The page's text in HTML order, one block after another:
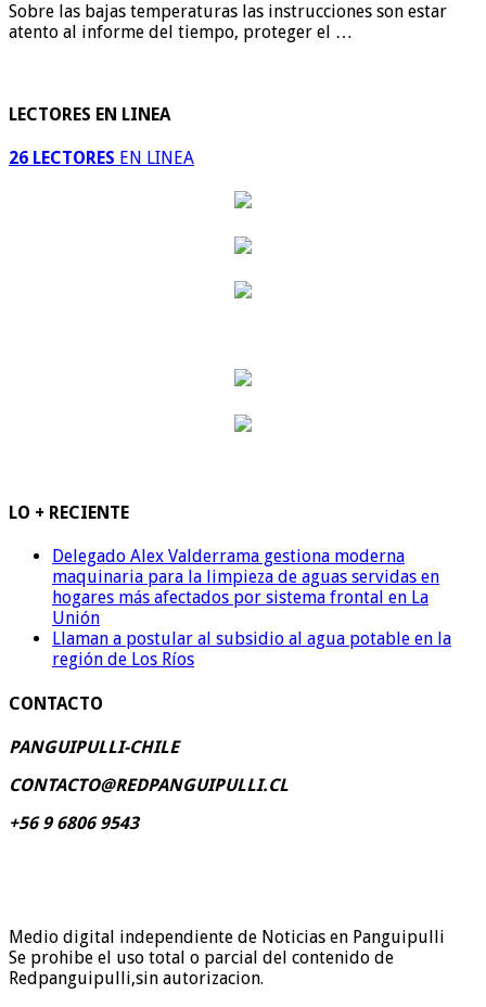
Sobre las bajas temperaturas las instrucciones son estar
atento al informe del tiempo, proteger el …
LECTORES EN LINEA
26 LECTORES EN LINEA
LO + RECIENTE
Delegado Alex Valderrama gestiona moderna
maquinaria para la limpieza de aguas servidas en
hogares más afectados por sistema frontal en La
Unión
Llaman a postular al subsidio al agua potable en la
región de Los Ríos
CONTACTO
PANGUIPULLI-CHILE
CONTACTO@REDPANGUIPULLI.CL
+56 9 6806 9543
Medio digital independiente de Noticias en Panguipulli
Se prohibe el uso total o parcial del contenido de
Redpanguipulli,sin autorizacion.